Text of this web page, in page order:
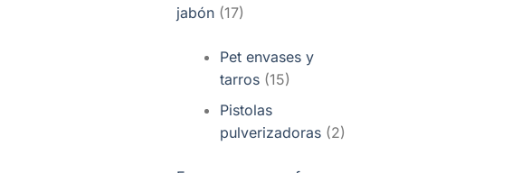
jabón (17)
Pet envases y
tarros (15)
Pistolas
pulverizadoras (2)